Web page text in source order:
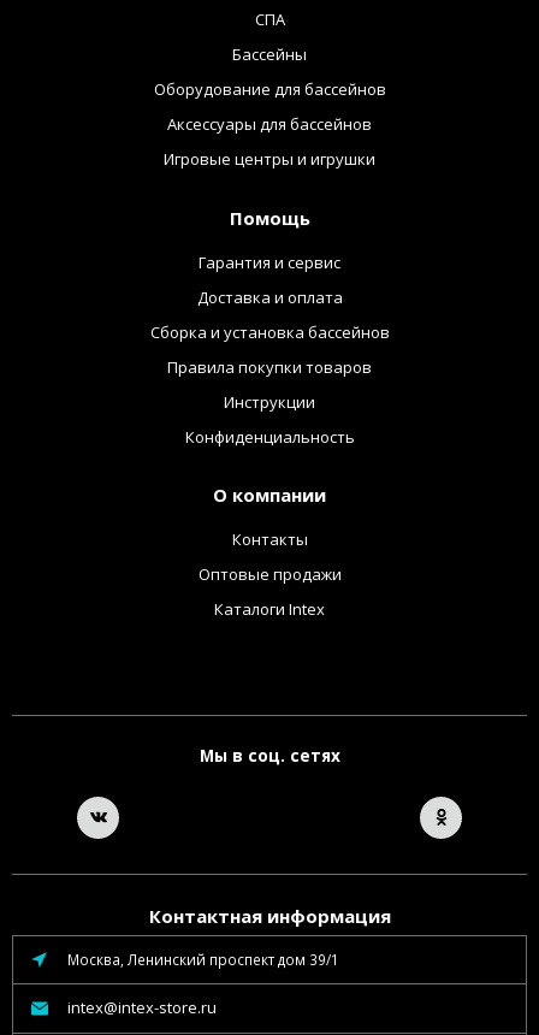
СПА
Бассейны
Оборудование для бассейнов
Аксессуары для бассейнов
Игровые центры и игрушки
Помощь
Гарантия и сервис
Доставка и оплата
Сборка и установка бассейнов
Правила покупки товаров
Инструкции
Конфиденциальность
О компании
Контакты
Оптовые продажи
Каталоги Intex
Мы в соц. сетях
Контактная информация
Москва, Ленинский проспект дом 39/1
intex@intex-store.ru